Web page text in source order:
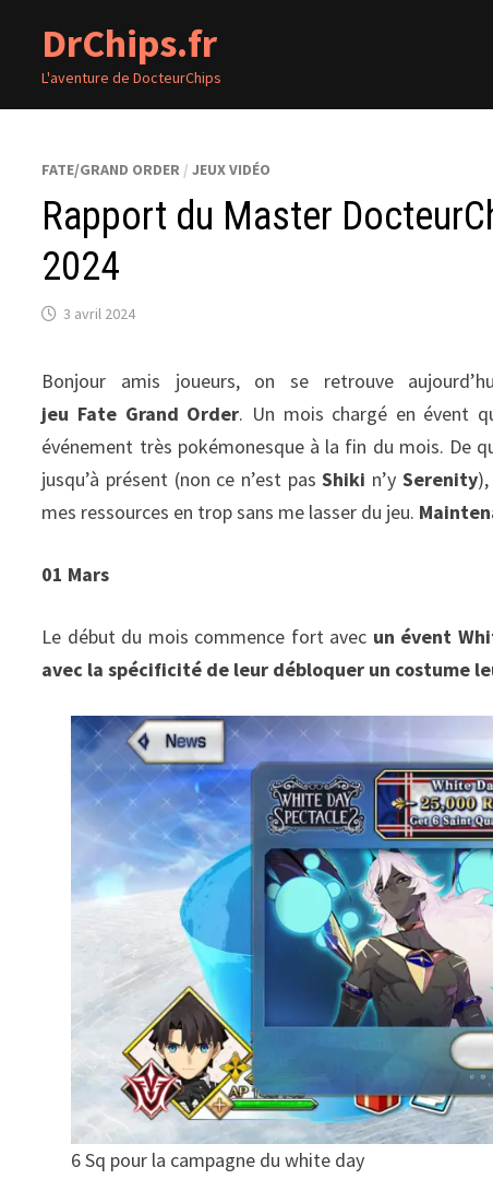
contenu
DrChips.fr
L'aventure de DocteurChips
FATE/GRAND ORDER /JEUX VIDÉO
Rapport du Master
2024
3 avril 2024
Bonjour amis joueurs, on se retrouve
jeu Fate Grand Order. Un mois chargé en évent
événement très pokémonesque à la fin du mois. De
jusqu’à présent (non ce n’est pasShiki n’y Serenity
mes ressources en trop sans me lasser du jeu.
01 Mars
Le début du mois commence fort avec un évent
avec la spécificité de leur débloquer un costume
6 Sq pour la campagne du white day